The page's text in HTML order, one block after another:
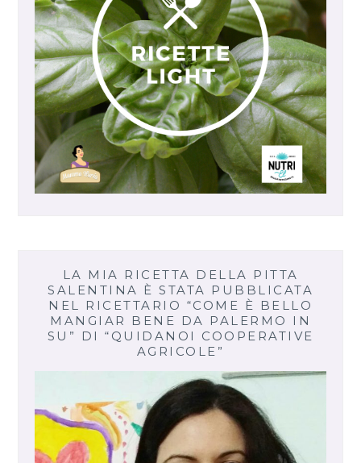
LA MIA RICETTA DELLA PITTA
SALENTINA È STATA PUBBLICATA
NEL RICETTARIO “COME È BELLO
MANGIAR BENE DA PALERMO IN
SU” DI “QUIDANOI COOPERATIVE
AGRICOLE”